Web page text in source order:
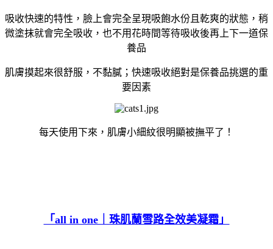
吸收快速的特性，臉上會完全呈現吸飽水份且乾爽的狀態，稍
微塗抹就會完全吸收，也不用花時間等待吸收後再上下一道保
養品
肌膚摸起來很舒服，不黏膩；快速吸收絕對是保養品挑選的重
要因素
每天使用下來，肌膚小細紋很明顯被撫平了！
「all in one｜珠肌蘭雪路全效美凝霜」